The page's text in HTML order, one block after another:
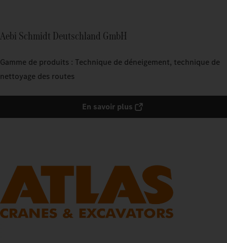
Aebi Schmidt Deutschland GmbH
Gamme de produits : Technique de déneigement, technique de
nettoyage des routes
En savoir plus